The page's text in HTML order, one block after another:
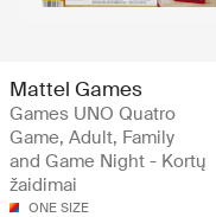
Mattel Games
Games UNO Quatro
Game, Adult, Family
and Game Night - Kortų
žaidimai
ONE SIZE